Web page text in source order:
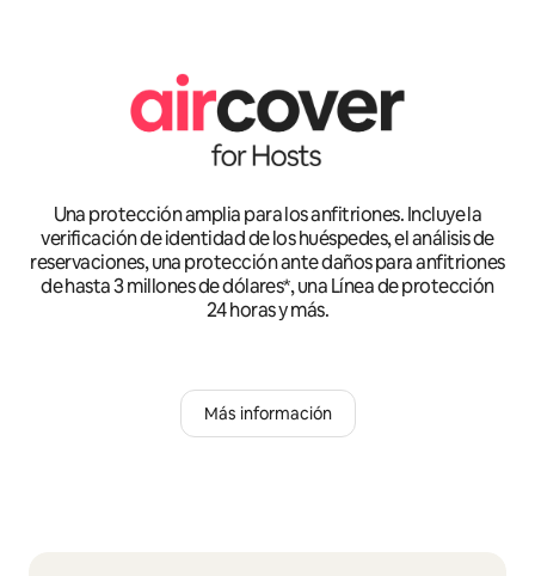
Una protección amplia para los anfitriones. Incluye la
verificación de identidad de los huéspedes, el análisis de
reservaciones, una protección ante daños para anfitriones
de hasta 3 millones de dólares*, una Línea de protección
24 horas y más.
Más información